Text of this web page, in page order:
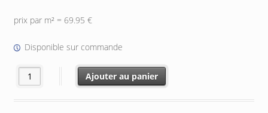
prix par m² = 69.95 €
Disponible sur commande
quantité de Montesa S Anthracite 15x22 cm
Ajouter au panier